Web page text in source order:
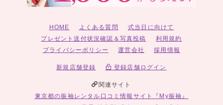
HOME よくある質問
式当日に向けて
プレゼント送付状況確認＆写真投稿
利用規約
プライバシーポリシー
運営会社 採用情報
新規店舗登録 登録店舗ログイン
関連サイト
東京都の振袖レンタル口コミ情報サイト『My振袖』